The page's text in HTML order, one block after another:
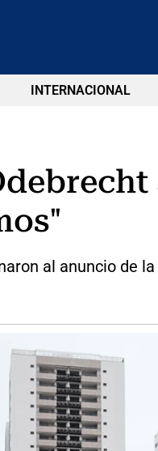
INTERNACIONAL
al anuncio de